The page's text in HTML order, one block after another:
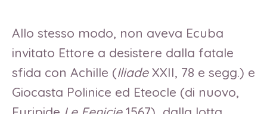
Allo stesso modo, non aveva Ecuba
invitato Ettore a desistere dalla fatale
sfida con Achille (IliadeXXII, 78 e segg.) e
Giocasta Polinice ed Eteocle (di nuovo,